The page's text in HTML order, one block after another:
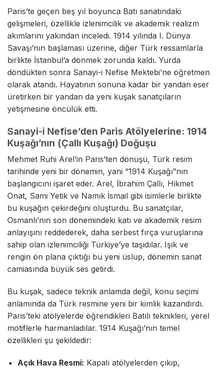
Paris’te geçen beş yıl boyunca Batı sanatındaki
gelişmeleri, özellikle izlenimcilik ve akademik realizm
akımlarını yakından inceledi. 1914 yılında I. Dünya
Savaşı’nın başlaması üzerine, diğer Türk ressamlarla
birlikte İstanbul’a dönmek zorunda kaldı. Yurda
döndükten sonra Sanayi-i Nefise Mektebi’ne öğretmen
olarak atandı. Hayatının sonuna kadar bir yandan eser
üretirken bir yandan da yeni kuşak sanatçıların
yetişmesine öncülük etti.
Sanayi-i Nefise’den Paris Atölyelerine: 1914
Kuşağı’nın (Çallı Kuşağı) Doğuşu
Mehmet Ruhi Arel’in Paris’ten dönüşü, Türk resim
tarihinde yeni bir dönemin, yani “1914 Kuşağı”nın
başlangıcını işaret eder. Arel, İbrahim Çallı, Hikmet
Onat, Sami Yetik ve Namık İsmail gibi isimlerle birlikte
bu kuşağın çekirdeğini oluşturdu. Bu sanatçılar,
Osmanlı’nın son dönemindeki katı ve akademik resim
anlayışını reddederek, daha serbest fırça vuruşlarına
sahip olan izlenimciliği Türkiye’ye taşıdılar. Işık ve
rengin ön plana çıktığı bu yeni üslup, dönemin sanat
camiasında büyük ses getirdi.
Bu kuşak, sadece teknik anlamda değil, konu seçimi
anlamında da Türk resmine yeni bir kimlik kazandırdı.
Paris’teki atölyelerde öğrendikleri Batılı teknikleri, yerel
motiflerle harmanladılar. 1914 Kuşağı’nın temel
özellikleri şu şekildedir:
Açık Hava Resmi: Kapalı atölyelerden çıkıp,